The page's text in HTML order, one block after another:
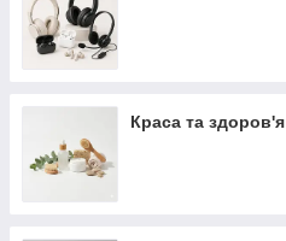
Краса та здоров'я